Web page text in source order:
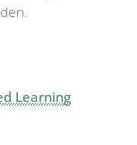
Learning